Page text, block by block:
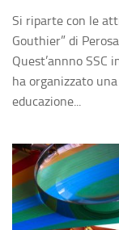
Si riparte con le
Gouthier” di
Quest’annno SSC
ha organizzato
educazione...